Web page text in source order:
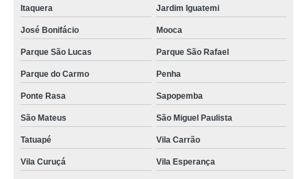
onde encontro concretagem contrapiso Vila Matilde
concretagem de laje treliçada valor Bairro do Limão
onde encontro concretagem para lajes Guararema
concretagem para piso valor Cantareira
onde encontro concretagem com grua Poá
Itaquera Jardim Iguatemi
José Bonifácio Mooca
Parque São Lucas Parque São Rafael
Parque do Carmo Penha
Ponte Rasa Sapopemba
São Mateus São Miguel Paulista
Tatuapé Vila Carrão
Vila Curuçá Vila Esperança